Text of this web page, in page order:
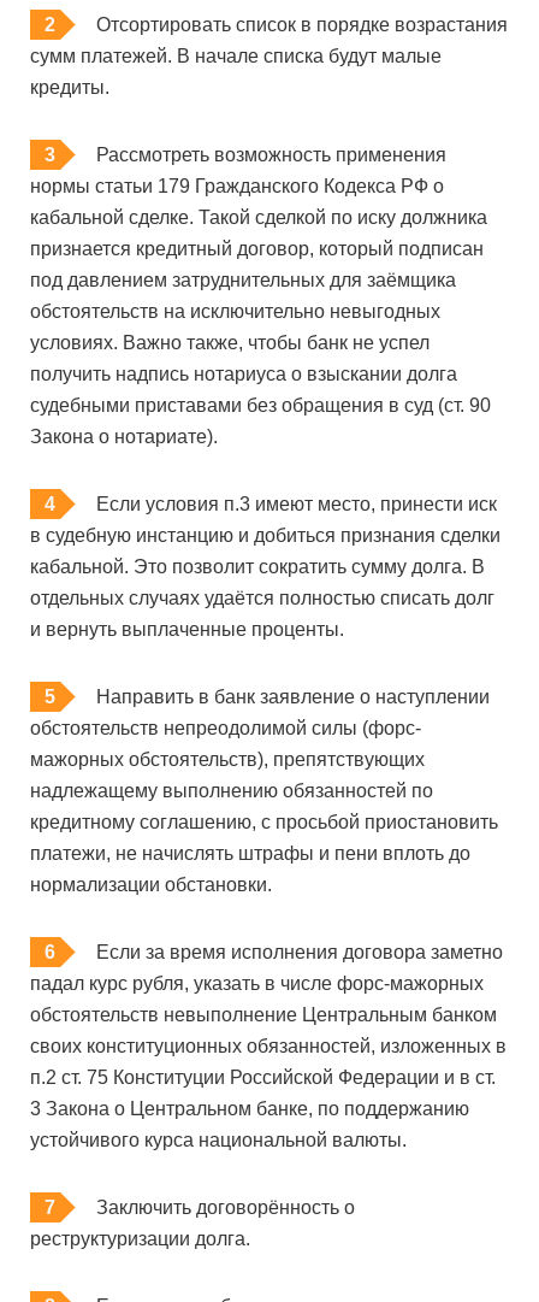
Отсортировать список в порядке возрастания
сумм платежей. В начале списка будут малые
кредиты.
Рассмотреть возможность применения
нормы статьи 179 Гражданского Кодекса РФ о
кабальной сделке. Такой сделкой по иску должника
признается кредитный договор, который подписан
под давлением затруднительных для заёмщика
обстоятельств на исключительно невыгодных
условиях. Важно также, чтобы банк не успел
получить надпись нотариуса о взыскании долга
судебными приставами без обращения в суд (ст. 90
Закона о нотариате).
Если условия п.3 имеют место, принести иск
в судебную инстанцию и добиться признания сделки
кабальной. Это позволит сократить сумму долга. В
отдельных случаях удаётся полностью списать долг
и вернуть выплаченные проценты.
Направить в банк заявление о наступлении
обстоятельств непреодолимой силы (форс-
мажорных обстоятельств), препятствующих
надлежащему выполнению обязанностей по
кредитному соглашению, с просьбой приостановить
платежи, не начислять штрафы и пени вплоть до
нормализации обстановки.
Если за время исполнения договора заметно
падал курс рубля, указать в числе форс-мажорных
обстоятельств невыполнение Центральным банком
своих конституционных обязанностей, изложенных в
п.2 ст. 75 Конституции Российской Федерации и в ст.
3 Закона о Центральном банке, по поддержанию
устойчивого курса национальной валюты.
Заключить договорённость о
реструктуризации долга.